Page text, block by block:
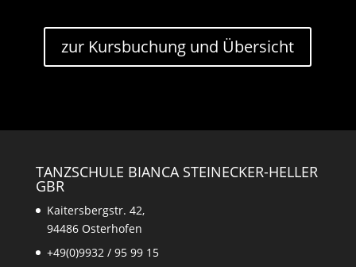
zur Kursbuchung und Übersicht
TANZSCHULE BIANCA STEINECKER-HELLER
GBR
Kaitersbergstr. 42,
94486 Osterhofen
+49(0)9932 / 95 99 15